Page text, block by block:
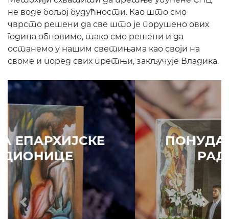
не воде бољој будућности. Као што смо
чврсто решени да све што је порушено ових
година обновимо, тако смо решени и да
останемо у нашим светињама као своји на
своме и поред свих претњи, закључује Владика.
ПОНУДА ЕПАРХИЈСКЕ
РАДИОНИЦЕ
Prethodni